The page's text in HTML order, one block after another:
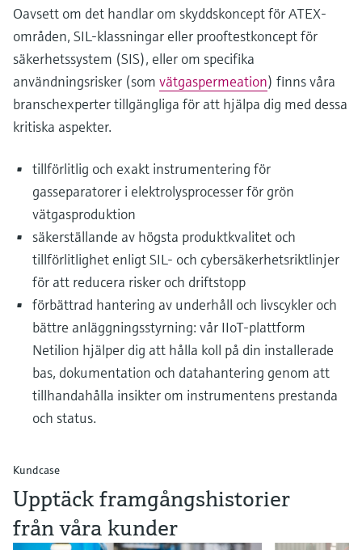
Oavsett om det handlar om skyddskoncept för ATEX-
områden, SIL-klassningar eller prooftestkoncept för
säkerhetssystem (SIS), eller om specifika
användningsrisker (som vätgaspermeation) finns våra
branschexperter tillgängliga för att hjälpa dig med dessa
kritiska aspekter.
tillförlitlig och exakt instrumentering för
gasseparatorer i elektrolysprocesser för grön
vätgasproduktion
säkerställande av högsta produktkvalitet och
tillförlitlighet enligt SIL- och cybersäkerhetsriktlinjer
för att reducera risker och driftstopp
förbättrad hantering av underhåll och livscykler och
bättre anläggningsstyrning: vår IIoT-plattform
Netilion hjälper dig att hålla koll på din installerade
bas, dokumentation och datahantering genom att
tillhandahålla insikter om instrumentens prestanda
och status.
Kundcase
Upptäck framgångshistorier
från våra kunder